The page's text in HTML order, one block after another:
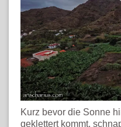
Kurz bevor die Sonne
geklettert kommt,